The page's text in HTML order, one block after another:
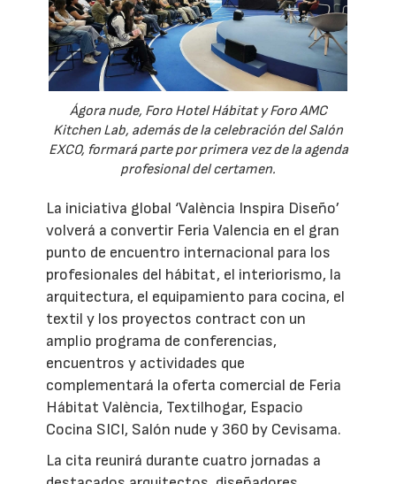
Ágora nude, Foro Hotel Hábitat y Foro AMC
Kitchen Lab, además de la celebración del Salón
EXCO, formará parte por primera vez de la agenda
profesional del certamen.
La iniciativa global ‘València Inspira Diseño’
volverá a convertir Feria Valencia en el gran
punto de encuentro internacional para los
profesionales del hábitat, el interiorismo, la
arquitectura, el equipamiento para cocina, el
textil y los proyectos contract con un
amplio programa de conferencias,
encuentros y actividades que
complementará la oferta comercial de Feria
Hábitat València, Textilhogar, Espacio
Cocina SICI, Salón nude y 360 by Cevisama.
La cita reunirá durante cuatro jornadas a